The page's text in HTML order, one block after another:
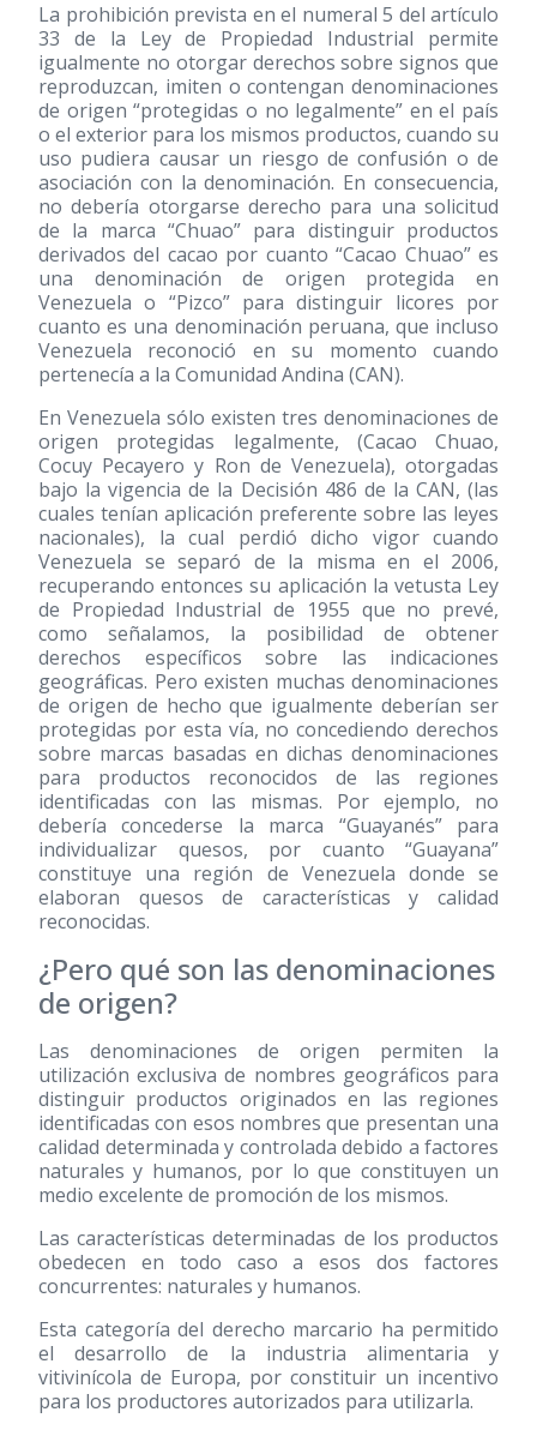
La prohibición prevista en el numeral 5 del artículo
33 de la Ley de Propiedad Industrial permite
igualmente no otorgar derechos sobre signos que
reproduzcan, imiten o contengan denominaciones
de origen “protegidas o no legalmente” en el país
o el exterior para los mismos productos, cuando su
uso pudiera causar un riesgo de confusión o de
asociación con la denominación. En consecuencia,
no debería otorgarse derecho para una solicitud
de la marca “Chuao” para distinguir productos
derivados del cacao por cuanto “Cacao Chuao” es
una denominación de origen protegida en
Venezuela o “Pizco” para distinguir licores por
cuanto es una denominación peruana, que incluso
Venezuela reconoció en su momento cuando
pertenecía a la Comunidad Andina (CAN).
En Venezuela sólo existen tres denominaciones de
origen protegidas legalmente, (Cacao Chuao,
Cocuy Pecayero y Ron de Venezuela), otorgadas
bajo la vigencia de la Decisión 486 de la CAN, (las
cuales tenían aplicación preferente sobre las leyes
nacionales), la cual perdió dicho vigor cuando
Venezuela se separó de la misma en el 2006,
recuperando entonces su aplicación la vetusta Ley
de Propiedad Industrial de 1955 que no prevé,
como señalamos, la posibilidad de obtener
derechos específicos sobre las indicaciones
geográficas. Pero existen muchas denominaciones
de origen de hecho que igualmente deberían ser
protegidas por esta vía, no concediendo derechos
sobre marcas basadas en dichas denominaciones
para productos reconocidos de las regiones
identificadas con las mismas. Por ejemplo, no
debería concederse la marca “Guayanés” para
individualizar quesos, por cuanto “Guayana”
constituye una región de Venezuela donde se
elaboran quesos de características y calidad
reconocidas.
¿Pero qué son las denominaciones
de origen?
Las denominaciones de origen permiten la
utilización exclusiva de nombres geográficos para
distinguir productos originados en las regiones
identificadas con esos nombres que presentan una
calidad determinada y controlada debido a factores
naturales y humanos, por lo que constituyen un
medio excelente de promoción de los mismos.
Las características determinadas de los productos
obedecen en todo caso a esos dos factores
concurrentes: naturales y humanos.
Esta categoría del derecho marcario ha permitido
el desarrollo de la industria alimentaria y
vitivinícola de Europa, por constituir un incentivo
para los productores autorizados para utilizarla.